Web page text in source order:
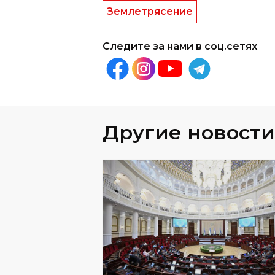
Землетрясение
Следите за нами в соц.сетях
Другие новости